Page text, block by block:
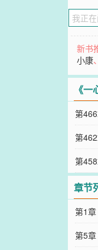
新书
小康
《
第
第
第
章节
第1
第5